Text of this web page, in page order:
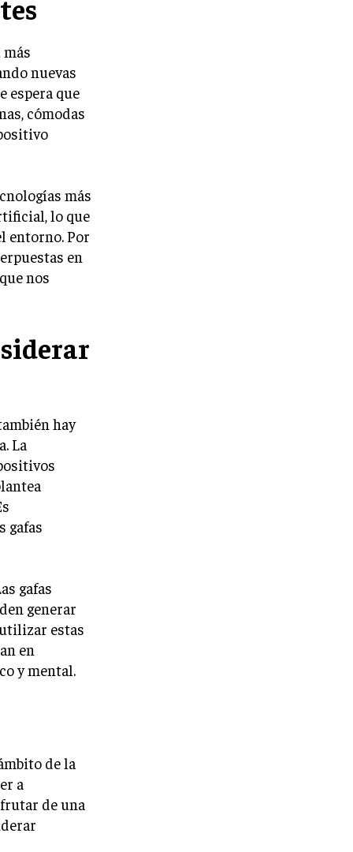
nuevas
espera que
cómodas
más
lo que
entorno. Por
en
nos
hay
La
gafas
gafas
generar
estas
en
y mental.
de la
a
de una